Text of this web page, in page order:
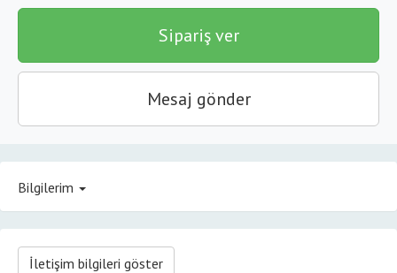
Sipariş ver
Mesaj gönder
Bilgilerim
İletişim bilgileri göster